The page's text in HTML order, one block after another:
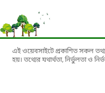
এই ওয়েবসাইটে প্রকাশিত সকল তথ্য
হয়। তথ্যের যথার্থতা, নির্ভুলতা ও